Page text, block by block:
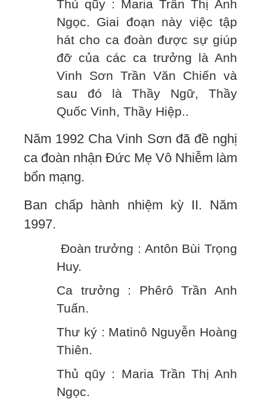
Thủ qũy : Maria Trần Thị Ánh
Ngọc. Giai đoạn này việc tập
hát cho ca đoàn được sự giúp
đỡ của các ca trưởng là Anh
Vinh Sơn Trần Văn Chiến và
sau đó là Thầy Ngữ, Thầy
Quốc Vinh, Thầy Hiệp..
Năm 1992 Cha Vinh Sơn đã đề nghị
ca đoàn nhận Đức Mẹ Vô Nhiễm làm
bổn mạng.
Ban chấp hành nhiệm kỳ II. Năm
1997.
Đoàn trưởng : Antôn Bùi Trọng
Huy.
Ca trưởng : Phêrô Trần Anh
Tuấn.
Thư ký : Matinô Nguyễn Hoàng
Thiên.
Thủ qũy : Maria Trần Thị Anh
Ngọc.